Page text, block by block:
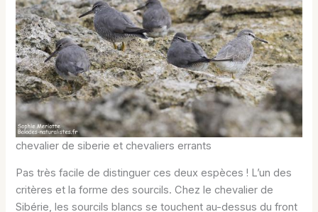
chevalier de siberie et chevaliers errants
Pas très facile de distinguer ces deux espèces ! L’un des
critères et la forme des sourcils. Chez le chevalier de
Sibérie, les sourcils blancs se touchent au-dessus du front